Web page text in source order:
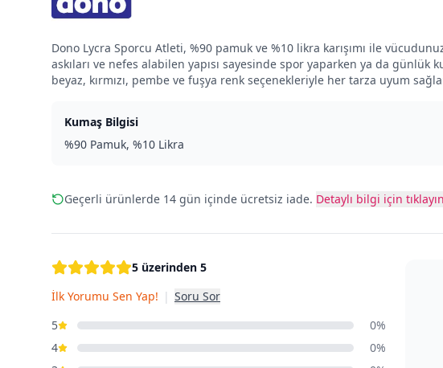
Dono Lycra Sporcu Atleti, %90 pamuk ve %10 likra karışımı ile
askıları ve nefes alabilen yapısı sayesinde spor yaparken ya da
beyaz, kırmızı, pembe ve fuşya renk seçenekleriyle her tarza uyum
Kumaş Bilgisi
%90 Pamuk, %10 Likra
Geçerli ürünlerde 14 gün içinde ücretsiz iade. Detaylı bilgi için tıklayın
5 üzerinden 5
İlk Yorumu Sen Yap! | Soru Sor
5
0%
4
0%